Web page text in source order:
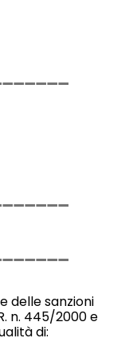
delle sanzioni
n. 445/2000 e
di: